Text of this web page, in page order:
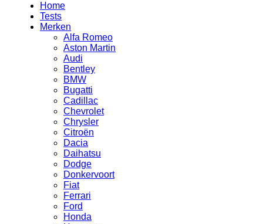
Home
Tests
Merken
Alfa Romeo
Aston Martin
Audi
Bentley
BMW
Bugatti
Cadillac
Chevrolet
Chrysler
Citroën
Dacia
Daihatsu
Dodge
Donkervoort
Fiat
Ferrari
Ford
Honda